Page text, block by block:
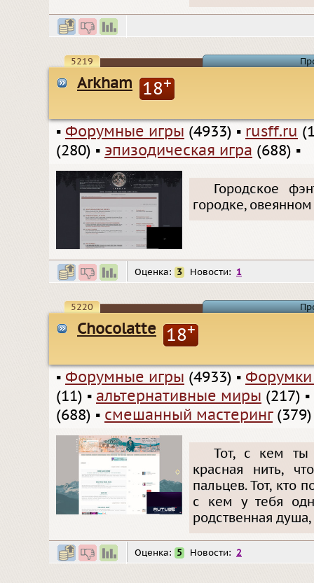
5219
Arkham 18+
▪ Форумные игры (4933) ▪ rusff.ru
(280) ▪ эпизодическая игра (688) ▪
Городское
городке,
Оценка: 3 Новости: 1
5220
Chocolatte 18+
▪ Форумные игры (4933) ▪
(11) ▪ альтернативные миры (217) ▪
(688) ▪ смешанный мастеринг(379)
Тот, с кем ты
красная нить,
пальцев. Тот, кто
с кем у тебя
родственная
Оценка: 5 Новости: 2